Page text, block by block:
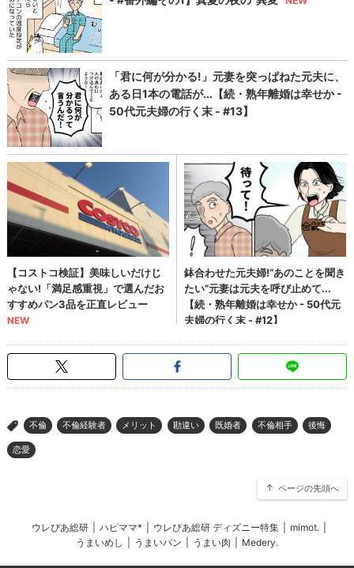
> 不倫 不倫経験者 メリット 勘違い 既婚者 不倫相手 後悔
恋愛
ページの先頭へ
ウレぴあ総研 ハピママ* ウレぴあ総研 ディズニー特集 mimot.
うまいめし
うまいパン うまい肉 Medery.